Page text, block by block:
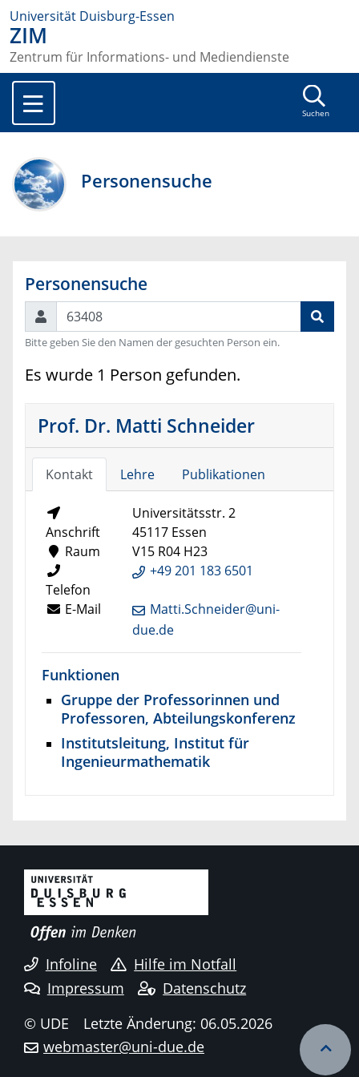
Universität Duisburg-Essen
ZIM
Zentrum für Informations- und Mediendienste
Suchen
Personensuche
Personensuche
Suchen
Bitte geben Sie den Namen der gesuchten Person ein.
Es wurde 1 Person gefunden.
Prof. Dr. Matti Schneider
Kontakt Lehre Publikationen
Anschrift
Universitätsstr. 2
45117 Essen
Raum
V15 R04 H23
Telefon
+49 201 183 6501
E-Mail
Matti.Schneider@uni-
due.de
Funktionen
Gruppe der Professorinnen und
Professoren, Abteilungskonferenz
Institutsleitung, Institut für
Ingenieurmathematik
Infoline
Hilfe im Notfall
Impressum
Datenschutz
© UDE
Letzte Änderung: 06.05.2026
webmaster@uni-due.de